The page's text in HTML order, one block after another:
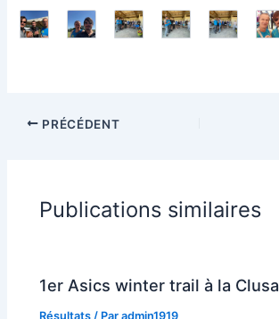
PRÉCÉDENT
Publications similaires
1er Asics winter trail à la
Résultats / Paradmin1919